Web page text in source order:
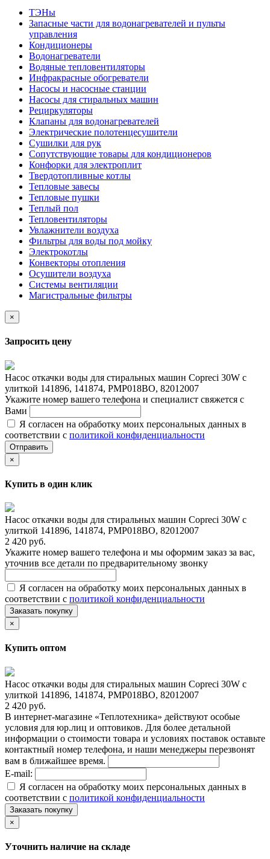
ТЭНы
Запасные части для водонагревателей и пульты
управления
Кондиционеры
Водонагреватели
Водяные тепловентиляторы
Инфракрасные обогреватели
Насосы и насосные станции
Насосы для стиральных машин
Рециркуляторы
Клапаны для водонагревателей
Электрические полотенцесушители
Сушилки для рук
Сопутствующие товары для кондиционеров
Конфорки для электроплит
Твердотопливные котлы
Тепловые завесы
Тепловые пушки
Теплый пол
Тепловентиляторы
Увлажнители воздуха
Фильтры для воды под мойку
Электрокотлы
Конвекторы отопления
Осушители воздуха
Системы вентиляции
Магистральные фильтры
×
Запросить цену
Насос откачки воды для стиральных машин Copreci 30W с
улиткой 141896, 141874, PMP018BO, 82012007
Укажите номер вашего телефона и специалист свяжется с
Вами
Я согласен на обработку моих персональных данных в
соответствии с политикой конфиденциальности
Отправить
×
Купить в один клик
Насос откачки воды для стиральных машин Copreci 30W с
улиткой 141896, 141874, PMP018BO, 82012007
2 420 руб.
Укажите номер вашего телефона и мы оформим заказ за вас,
уточнив все детали по предварительному звонку
Я согласен на обработку моих персональных данных в
соответствии с политикой конфиденциальности
Заказать покупку
×
Купить оптом
Насос откачки воды для стиральных машин Copreci 30W с
улиткой 141896, 141874, PMP018BO, 82012007
2 420 руб.
В интернет-магазине «Теплотехника» действуют особые
условия для юр.лиц и оптовиков. Для более детальной
информации о стоимости товара и условиях поставок оставьте
контактный номер телефона, и наши менеджеры перезвонят
вам в ближайшее время.
E-mail:
Я согласен на обработку моих персональных данных в
соответствии с политикой конфиденциальности
Заказать покупку
×
Уточнить наличие на складе